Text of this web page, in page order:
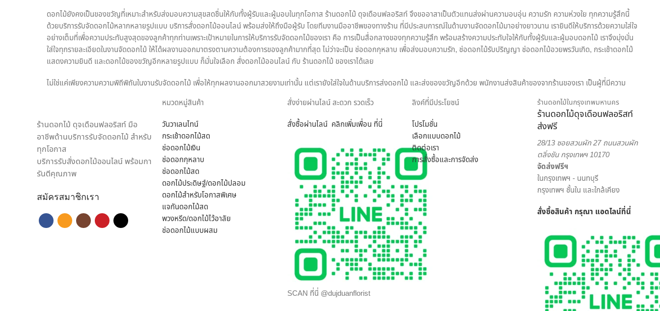
ดอกไม้ยังคงเป็นของขวัญที่เหมาะสำหรับส่งมอบความสุขสดชื่นให้กับทั้งผู้รับและผู้มอบในทุกโอกาส ร้านดอกไม้ ดุจเดือนฟลอริสท์ จึงขออาสาเป็นตัวแทนส่งผ่านความอบอุ่น ความรัก ความห่วงใย ทุกความรู้สึกนี้
ด้วยบริการรับจัดดอกไม้หลากหลายรูปแบบ บริการสั่งดอกไม้ออนไลน์ พร้อมส่งให้ถึงมือผู้รับ โดยทีมงานมืออาชีพของทางร้าน ที่มีประสบการณ์ในด้านงานจัดดอกไม้มาอย่างยาวนาน เรายินดีให้บริการด้วยความใส่ใจ
อย่างเต็มที่เพื่อความประทับสูงสุดของลูกค้าทุกท่านเพราะเป้าหมายในการให้บริการรับจัดดอกไม้ของเรา คือ การเป็นสื่อกลางของทุกความรู้สึก พร้อมสร้างความประทับใจให้กับทั้งผู้รับและผู้มอบดอกไม้ เราจึงมุ่งมั่น
ใส่ใจทุกรายละเอียดในงานจัดดอกไม้ ให้ได้ผลงานออกมาตรงตามความต้องการของลูกค้ามากที่สุด ไม่ว่าจะเป็น ช่อดอกกุหลาบ เพื่อส่งมอบความรัก, ช่อดอกไม้รับปริญญา ช่อดอกไม้อวยพรวันเกิด, กระเช้าดอกไม้
แสดงความยินดี และดอกไม้ของขวัญอีกหลายรูปแบบ ก็มั่นใจเลือก สั่งดอกไม้ออนไลน์ กับ ร้านดอกไม้ ของเราได้เลย
ไม่ใช่แค่เพียงความความพิถีพิถันในงานรับจัดดอกไม้ เพื่อให้ทุกผลงานออกมาสวยงามเท่านั้น แต่เรายังใส่ใจในด้านบริการส่งดอกไม้ และส่งของขวัญอีกด้วย พนักงานส่งสินค้าของจากร้านของเรา เป็นผู้ที่มีความ
เชี่ยวชาญด้านดอกไม้เป็นพิเศษ สามารถดูแลรักษาสินค้าให้ถึงมือผู้รับได้อย่างสมบูรณ์ที่สุด เพราะเรา คือ ร้านดอกไม้ออนไลน์ ที่เน้นให้บริการเพื่อตอบโจทย์ไลฟ์สไตล์ของคนยุคใหม่ สะดวกสบาย ครบครัน ครอบคลุม
เราพร้อมรังสรรค์สินค้าตามความต้องการของคุณ โดยลูกค้าสามารถเลือกสั่งดอกไม้และรูปแบบการจัดดอกไม้ได้อย่างเต็มที่ ทีมงานจาก ร้านดอกไม้ออนไลน์ ดุจเดือน ฟลอริสท์ ยินดีให้คำปรึกษาแนะนำเรื่องการส่ง
ของขวัญ ประเภทดอกไม้ เพื่อสร้างความประทับใจให้กับผู้รับมากที่สุด ไม่ว่าจะเป็นโอกาสพิเศษ งานเทศกาล หรือวันสำคัญใด นึกถึงงานรับจัดดอกไม้จากมืออาชีพ มากประสบการณ์ ต้องเลือกสั่งดอกไม้ออนไลน์ กับ
“ดุจเดือน ฟลอริสท์” เท่านั้น เราไม่ทำให้คุณผิดหวังแน่นอน
ร้านดอกไม้ ดุจเดือนฟลอริสท์ มือ
อาชีพด้านบริการรับจัดดอกไม้ สำหรับ
ทุกโอกาส
บริการรับสั่งดอกไม้ออนไลน์ พร้อมกา
รันตีคุณภาพ
สมัครสมาชิกเรา
หมวดหมู่สินค้า
วันวาเลนไทน์
กระเช้าดอกไม้สด
ช่อดอกไม้เงิน
ช่อดอกกุหลาบ
ช่อดอกไม้สด
ดอกไม้ประดิษฐ์/ดอกไม้ปลอม
ดอกไม้สำหรับโอกาสพิเศษ
แจกันดอกไม้สด
พวงหรีด/ดอกไม้ไว้อาลัย
ช่อดอกไม้แบบผสม
สั่งง่ายผ่านไลน์ สะดวก รวดเร็ว
สั่งซื้อผ่านไลน์ คลิกเพิ่มเพอน ที่นี่
SCAN ที่นี่ @dujduanflorist
ลิงค์ที่มีประโยชน์
โปรโมชั่น
เลือกแบบดอกไม้
ติดต่อเรา
การสั่งซื้อและการจัดส่ง
ร้านดอกไม้ในกรุงเทพมหานคร
ร้านดอกไม้ดุจเดือนฟลอริสท์
ส่งฟรี
28/13 ซอยสวนผัก 27 ถนนสวนผัก
ตลิ่งชัน กรุงเทพฯ 10170
จัดส่งฟรีฯ
ในกรุงเทพฯ - นนทบุรี
กรุงเทพฯ ชั้นใน และใกล้เคียง
สั่งซื้อสินค้า กรุณา แอดไลน์ที่นี่